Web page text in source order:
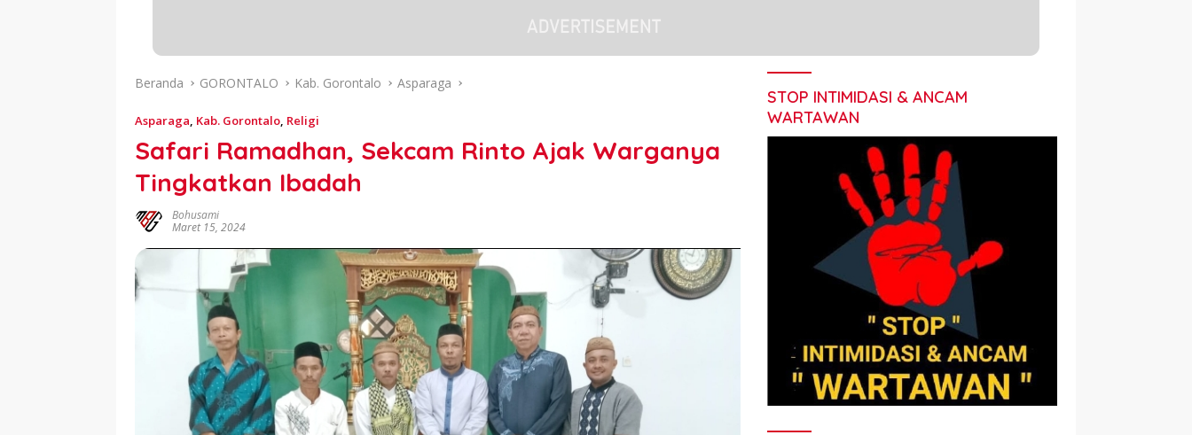
Beranda GORONTALO Kab. Gorontalo Asparaga
Asparaga, Kab. Gorontalo, Religi
Safari Ramadhan, Sekcam Rinto Ajak Warganya
Tingkatkan Ibadah
Bohusami
Maret 15, 2024
STOP INTIMIDASI & ANCAM
WARTAWAN